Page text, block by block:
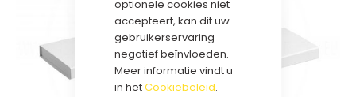
optionele cookies niet
accepteert, kan dit uw
gebruikerservaring
negatief beïnvloeden.
Meer informatie vindt u
in hetCookiebeleid.